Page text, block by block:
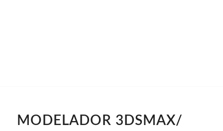
MODELADOR 3DSMAX/